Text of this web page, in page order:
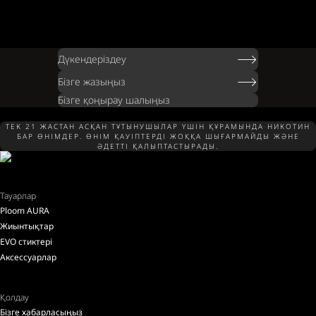
Дүкендеріздеу
Бізге жазыңыз
Бізге қоңырау шалыңыз
ТЕК 21 ЖАСТАН АСҚАН ТҰТЫНУШЫЛАР ҮШІН ҚҰРАМЫНДА НИКОТИН
БАР ӨНІМДЕР. ӨНІМ ҚАУІПТЕРДІ ЖОҚҚА ШЫҒАРМАЙДЫ ЖӘНЕ
ӘДЕТТІ ҚАЛЫПТАСТЫРАДЫ.
Тауарлар
Ploom AURA
Жиынтықтар
EVO стиктері
Аксессуарлар
Қолдау
Бізге хабарласыңыз